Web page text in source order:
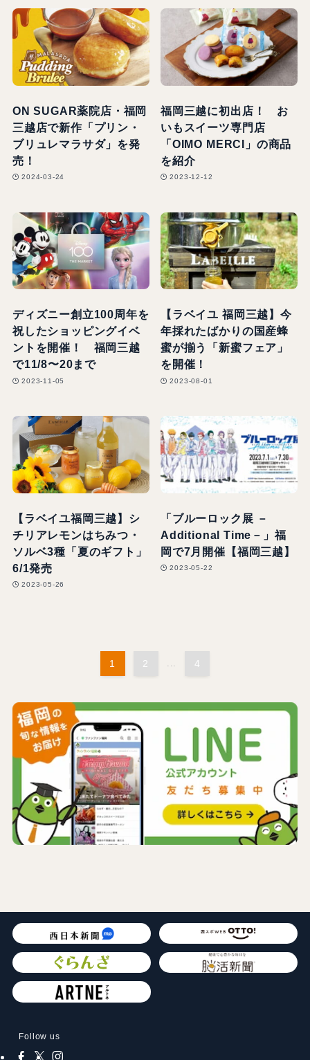
ON SUGAR薬院店・福岡
三越店で新作「プリン・
ブリュレマラサダ」を発
売！
2024-03-24
福岡三越に初出店！ お
いもスイーツ専門店
「OIMO MERCI」の商品
を紹介
2023-12-12
ディズニー創立100周年を
祝したショッピングイベ
ントを開催！ 福岡三越
で11/8〜20まで
2023-11-05
【ラベイユ 福岡三越】今
年採れたばかりの国産蜂
蜜が揃う「新蜜フェア」
を開催！
2023-08-01
【ラベイユ福岡三越】シ
チリアレモンはちみつ・
ソルベ3種「夏のギフト」
6/1発売
2023-05-26
「ブルーロック展 －
Additional Time－」福
岡で7月開催【福岡三越】
2023-05-22
1 2 4
Follow us